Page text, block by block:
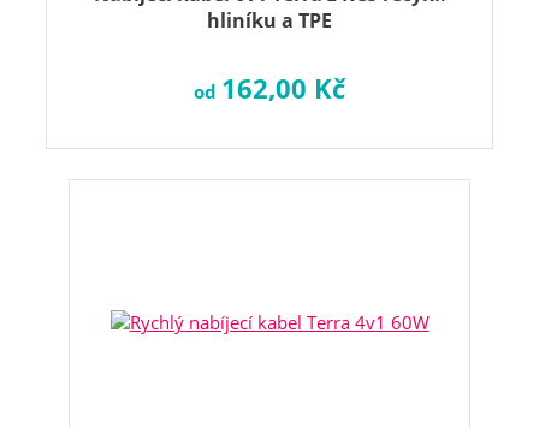
hliníku a TPE
od 162,00 Kč